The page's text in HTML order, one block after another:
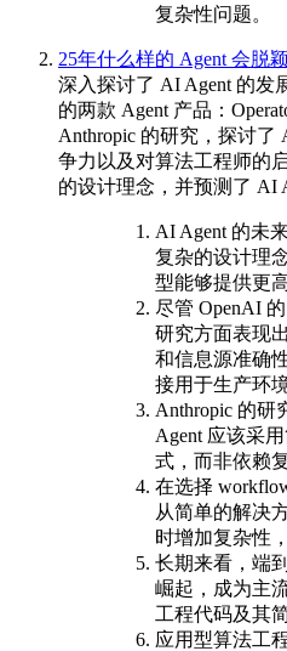
复杂性问题。
25年什么样的 Agent 会脱
深入探讨了 AI Agent 的发
的两款 Agent 产品：
Anthropic 的研究，探讨了
争力以及对算法工程师的
的设计理念，并预测了 AI
AI Agent 的未
复杂的设计理
型能够提供更
尽管 OpenAI 的
研究方面表现
和信息源准确
接用于生产环境
Anthropic 的研
Agent 应该采
式，而非依赖
在选择
从简单的解决
时增加复杂性
长期来看，端
崛起，成为主
工程代码及其
应用型算法工